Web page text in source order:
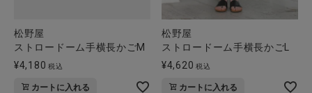
松野屋
ストロードーム手横長かごM
¥4,180 税込
カートに入れる
松野屋
ストロードーム手横長かごL
¥4,620 税込
カートに入れる